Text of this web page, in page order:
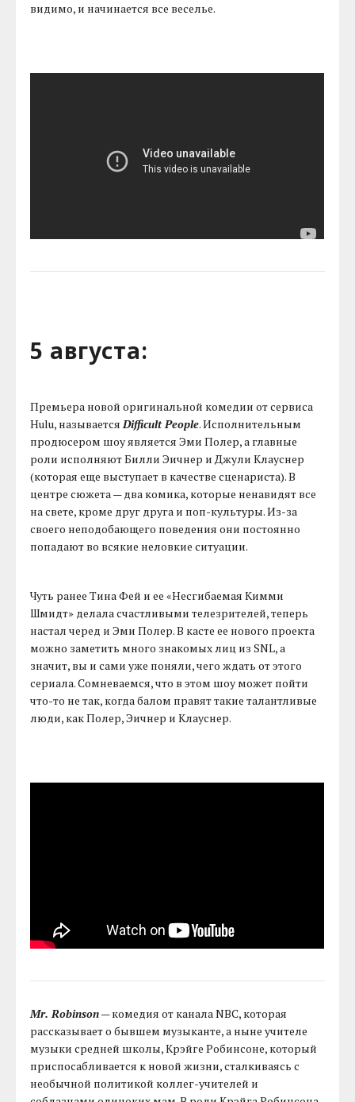
видимо, и начинается все веселье.
5 августа:
Премьера новой оригинальной комедии от сервиса
Hulu, называетсяDifficult People. Исполнительным
продюсером шоу является Эми Полер, а главные
роли исполняют Билли Эичнер и Джули Клауснер
(которая еще выступает в качестве сценариста). В
центре сюжета — два комика, которые ненавидят все
на свете, кроме друг друга и поп-культуры. Из-за
своего неподобающего поведения они постоянно
попадают во всякие неловкие ситуации.
Чуть ранее Тина Фей и ее «Несгибаемая Кимми
Шмидт» делала счастливыми телезрителей, теперь
настал черед и Эми Полер. В касте ее нового проекта
можно заметить много знакомых лиц из SNL, а
значит, вы и сами уже поняли, чего ждать от этого
сериала. Сомневаемся, что в этом шоу может пойти
что-то не так, когда балом правят такие талантливые
люди, как Полер, Эичнер и Клауснер.
Mr. Robinson— комедия от канала NBC, которая
рассказывает о бывшем музыканте, а ныне учителе
музыки средней школы, Крэйге Робинсоне, который
приспосабливается к новой жизни, сталкиваясь с
необычной политикой коллег-учителей и